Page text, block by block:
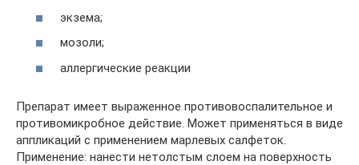
экзема;
мозоли;
аллергические реакции
Препарат имеет выраженное противовоспалительное и
противомикробное действие. Может применяться в виде
аппликаций с применением марлевых салфеток.
Применение: нанести нетолстым слоем на поверхность